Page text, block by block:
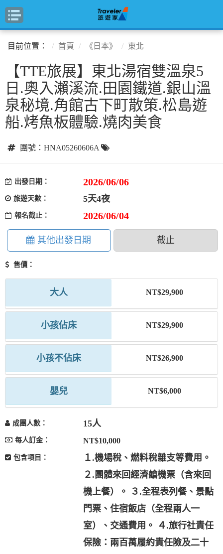
目前位置： 首頁 《日本》 東北
【TTE旅展】東北湯宿雙溫泉5
日.奧入瀨溪流.田園鐵道.銀山溫
泉秘境.角館古下町散策.松島遊
船.烤魚板體驗.燒肉美食
團號：HNA05260606A
出發日期： 2026/06/06
旅遊天數： 5天4夜
報名截止： 2026/06/04
其他出發日期 截止
售價：
大人 NT$29,900
小孩佔床 NT$29,900
小孩不佔床 NT$26,900
嬰兒 NT$6,000
成團人數： 15人
每人訂金： NT$10,000
包含項目：
１.機場稅、燃料稅雜支等費用。
２.團體來回經濟艙機票（含來回
機上餐）。 ３.全程表列餐、景點
門票、住宿飯店（全程兩人一
室）、交通費用。 ４.旅行社責任
保險：兩百萬履約責任險及二十